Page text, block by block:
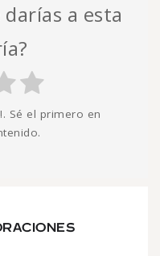
a esta
Sé el primero en